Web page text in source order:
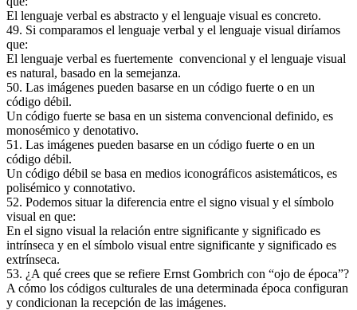
El lenguaje verbal es abstracto y el lenguaje visual es concreto.
49. Si comparamos el lenguaje verbal y el lenguaje visual diríamos
que:
El lenguaje verbal es fuertemente convencional y el lenguaje visual
es natural, basado en la semejanza.
50. Las imágenes pueden basarse en un código fuerte o en un
código débil.
Un código fuerte se basa en un sistema convencional definido, es
monosémico y denotativo.
51. Las imágenes pueden basarse en un código fuerte o en un
código débil.
Un código débil se basa en medios iconográficos asistemáticos, es
polisémico y connotativo.
52. Podemos situar la diferencia entre el signo visual y el símbolo
visual en que:
En el signo visual la relación entre significante y significado es
intrínseca y en el símbolo visual entre significante y significado es
extrínseca.
53. ¿A qué crees que se refiere Ernst Gombrich con “ojo de época”?
A cómo los códigos culturales de una determinada época configuran
y condicionan la recepción de las imágenes.